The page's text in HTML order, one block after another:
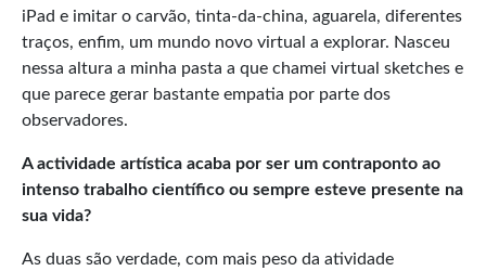
iPad e imitar o carvão, tinta-da-china, aguarela, diferentes
traços, enfim, um mundo novo virtual a explorar. Nasceu
nessa altura a minha pasta a que chamei virtual sketches e
que parece gerar bastante empatia por parte dos
observadores.
A actividade artística acaba por ser um contraponto ao
intenso trabalho científico ou sempre esteve presente na
sua vida?
As duas são verdade, com mais peso da atividade